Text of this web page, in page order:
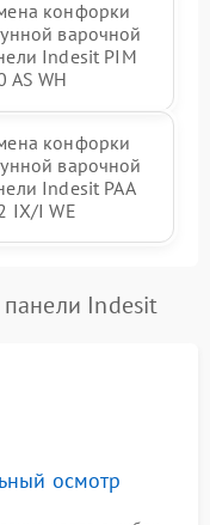
конфорки
варочной
Indesit PIM
AS WH
конфорки
варочной
Indesit PAA
IX/I WE
Indesit
осмотр